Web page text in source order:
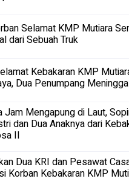
Selamat KMP Mutiara
dari Sebuah Truk
Kebakaran KMP
Dua Penumpang
Jam Mengapung di Laut,
dan Dua Anaknya dari
II
Dua KRI dan Pesawat
Korban Kebakaran KMP